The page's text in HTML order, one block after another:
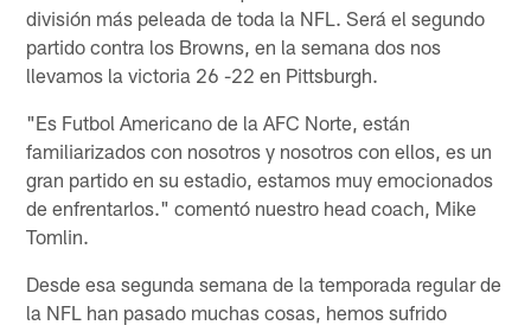
división más peleada de toda la NFL. Será el segundo
partido contra los Browns, en la semana dos nos
llevamos la victoria 26 -22 en Pittsburgh.
"Es Futbol Americano de la AFC Norte, están
familiarizados con nosotros y nosotros con ellos, es un
gran partido en su estadio, estamos muy emocionados
de enfrentarlos." comentó nuestro head coach, Mike
Tomlin.
Desde esa segunda semana de la temporada regular de
la NFL han pasado muchas cosas, hemos sufrido